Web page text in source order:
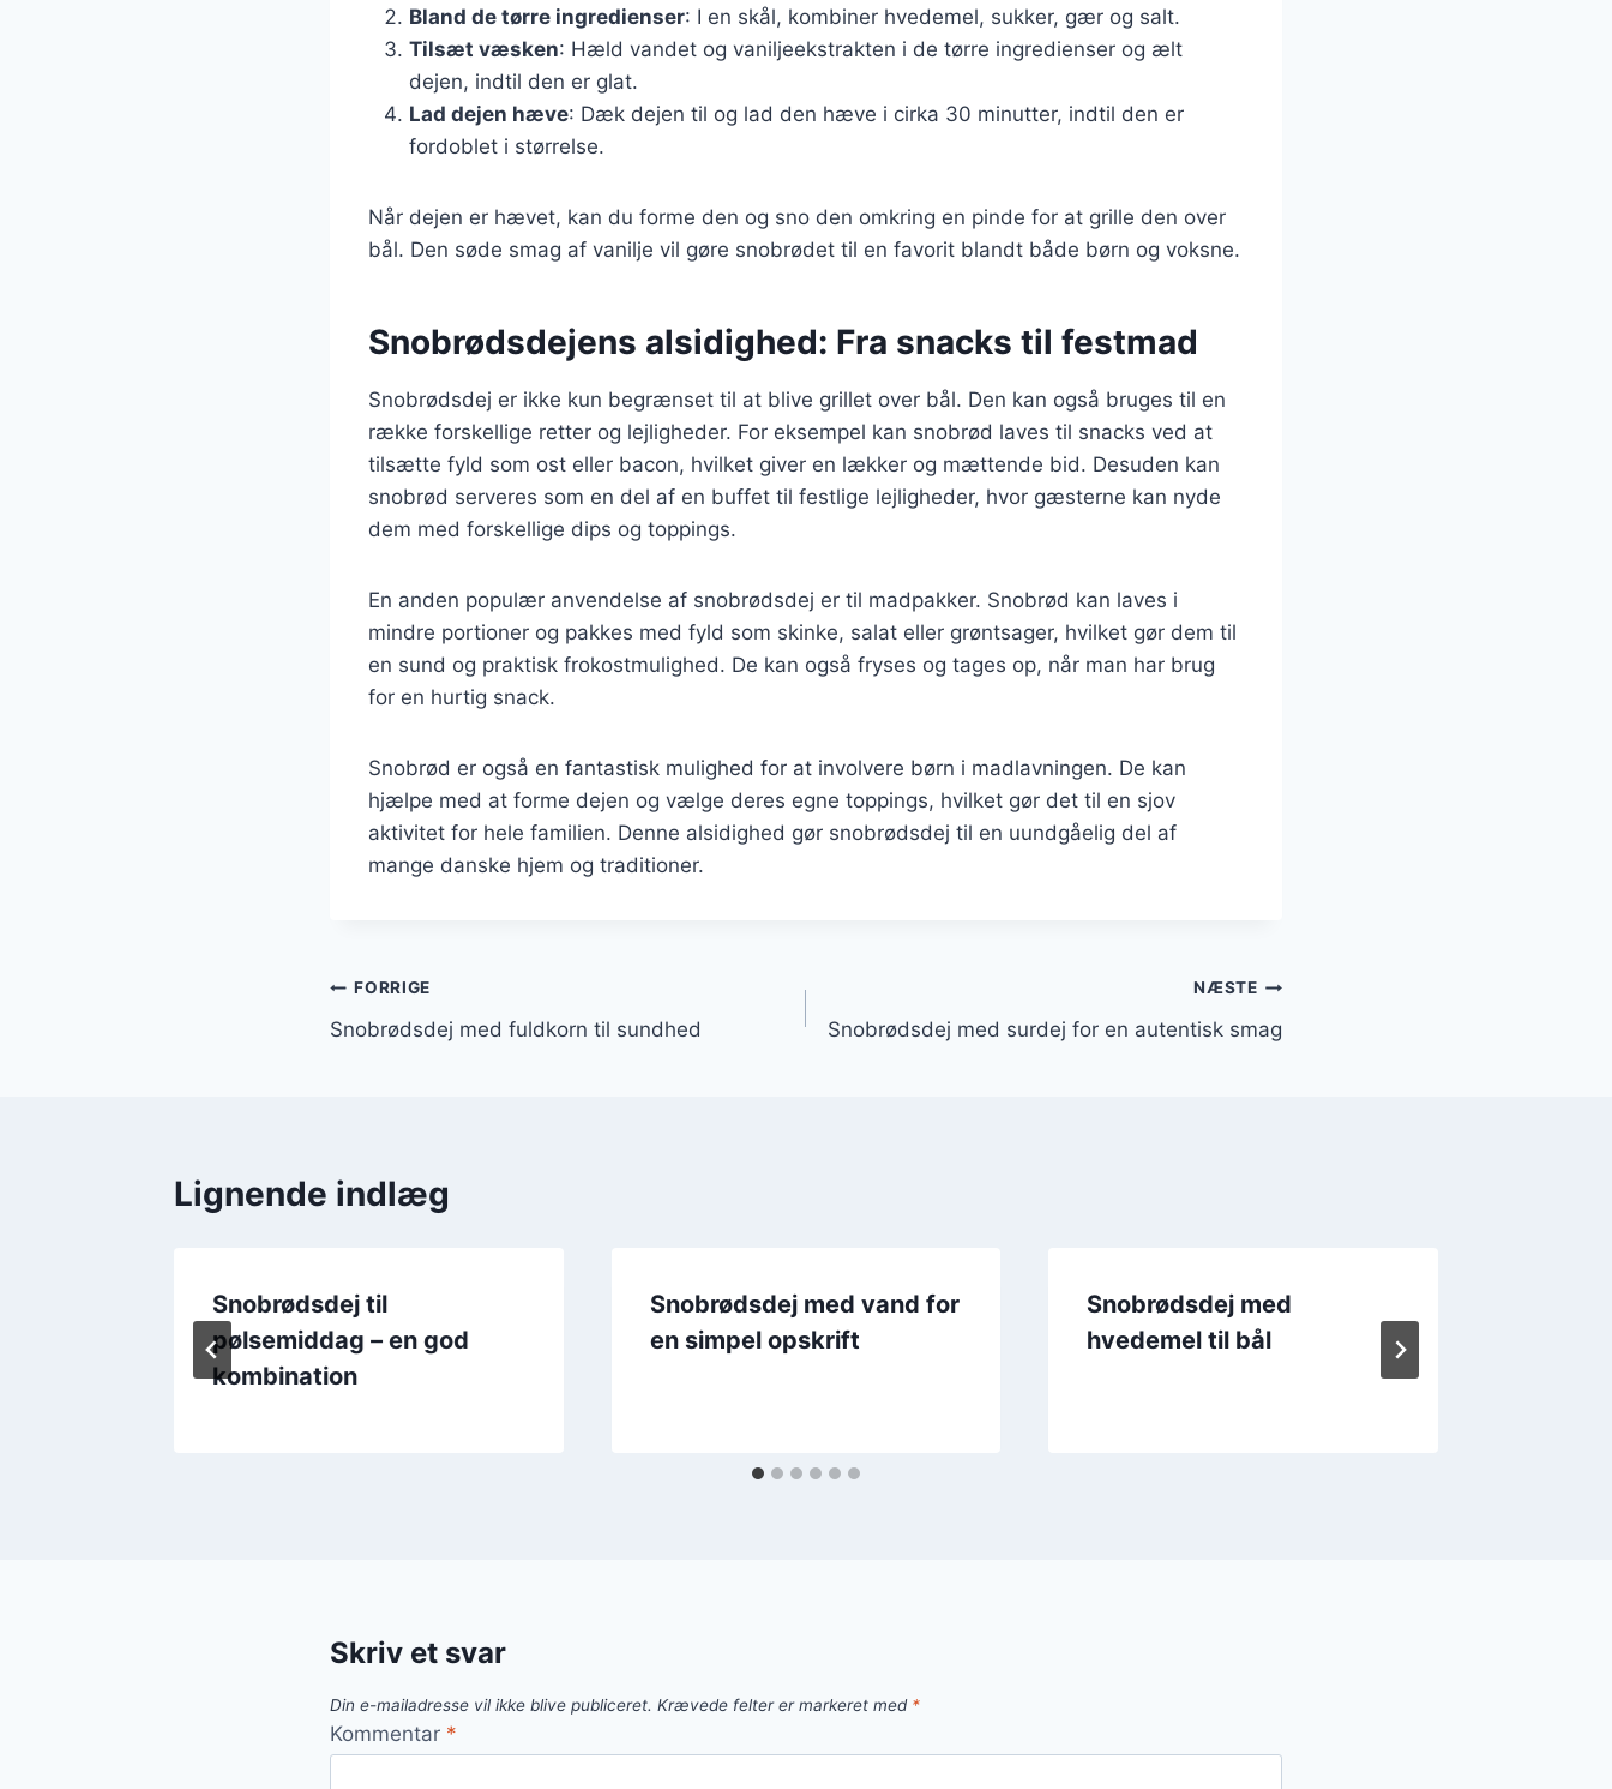
Bland de tørre ingredienser: I en skål, kombiner hvedemel, sukker, gær og salt.
Tilsæt væsken: Hæld vandet og vaniljeekstrakten i de tørre ingredienser og ælt
dejen, indtil den er glat.
Lad dejen hæve: Dæk dejen til og lad den hæve i cirka 30 minutter, indtil den er
fordoblet i størrelse.
Når dejen er hævet, kan du forme den og sno den omkring en pinde for at grille den over
bål. Den søde smag af vanilje vil gøre snobrødet til en favorit blandt både børn og voksne.
Snobrødsdejens alsidighed: Fra snacks til festmad
Snobrødsdej er ikke kun begrænset til at blive grillet over bål. Den kan også bruges til en
række forskellige retter og lejligheder. For eksempel kan snobrød laves til snacks ved at
tilsætte fyld som ost eller bacon, hvilket giver en lækker og mættende bid. Desuden kan
snobrød serveres som en del af en buffet til festlige lejligheder, hvor gæsterne kan nyde
dem med forskellige dips og toppings.
En anden populær anvendelse af snobrødsdej er til madpakker. Snobrød kan laves i
mindre portioner og pakkes med fyld som skinke, salat eller grøntsager, hvilket gør dem til
en sund og praktisk frokostmulighed. De kan også fryses og tages op, når man har brug
for en hurtig snack.
Snobrød er også en fantastisk mulighed for at involvere børn i madlavningen. De kan
hjælpe med at forme dejen og vælge deres egne toppings, hvilket gør det til en sjov
aktivitet for hele familien. Denne alsidighed gør snobrødsdej til en uundgåelig del af
mange danske hjem og traditioner.
Indlægsnavigation
FORRIGE
Snobrødsdej med fuldkorn til sundhed
NÆSTE
Snobrødsdej med surdej for en autentisk smag
Lignende indlæg
Snobrødsdej til
pølsemiddag – en god
kombination
Snobrødsdej med vand for
en simpel opskrift
Snobrødsdej med
hvedemel til bål
Skriv et svar
Din e-mailadresse vil ikke blive publiceret. Krævede felter er markeret med *
Kommentar *